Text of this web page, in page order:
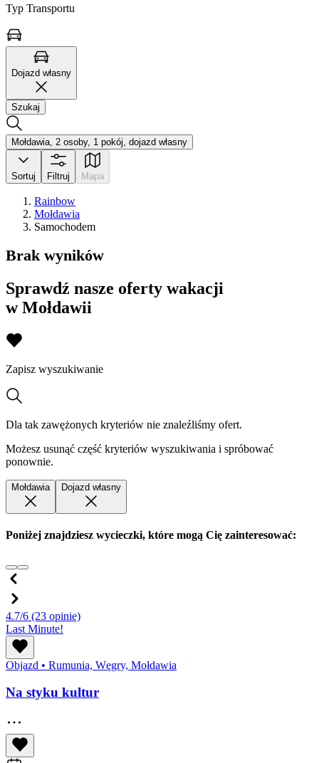
Typ Transportu
Dojazd własny
Szukaj
Mołdawia, 2 osoby, 1 pokój, dojazd własny
Sortuj Filtruj Mapa
Rainbow
Mołdawia
Samochodem
Brak wyników
Sprawdź nasze oferty wakacji
w Mołdawii
Zapisz wyszukiwanie
Dla tak zawężonych kryteriów nie znaleźliśmy ofert.
Możesz usunąć część kryteriów wyszukiwania i spróbować
ponownie.
Mołdawia Dojazd własny
Poniżej znajdziesz wycieczki, które mogą Cię zainteresować:
4.7/6 (23 opinie)
Last Minute!
Objazd • Rumunia, Węgry, Mołdawia
Na styku kultur